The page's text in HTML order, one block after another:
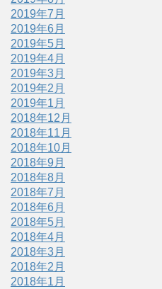
2019年7月
2019年6月
2019年5月
2019年4月
2019年3月
2019年2月
2019年1月
2018年12月
2018年11月
2018年10月
2018年9月
2018年8月
2018年7月
2018年6月
2018年5月
2018年4月
2018年3月
2018年2月
2018年1月